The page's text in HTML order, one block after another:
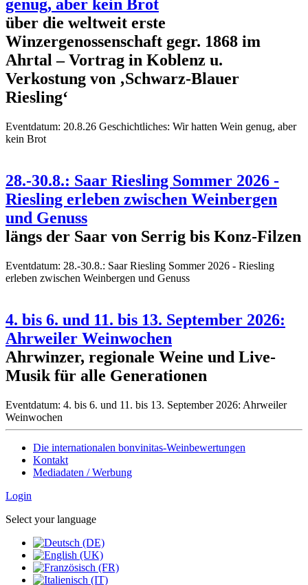
genug, aber kein Brot
über die weltweit erste
Winzergenossenschaft gegr. 1868 im
Ahrtal – Vortrag in Koblenz u.
Verkostung von ‚Schwarz-Blauer
Riesling‘
Eventdatum: 20.8.26 Geschichtliches: Wir hatten Wein genug, aber
kein Brot
28.-30.8.: Saar Riesling Sommer 2026 -
Riesling erleben zwischen Weinbergen
und Genuss
längs der Saar von Serrig bis Konz-Filzen
Eventdatum: 28.-30.8.: Saar Riesling Sommer 2026 - Riesling
erleben zwischen Weinbergen und Genuss
4. bis 6. und 11. bis 13. September 2026:
Ahrweiler Weinwochen
Ahrwinzer, regionale Weine und Live-
Musik für alle Generationen
Eventdatum: 4. bis 6. und 11. bis 13. September 2026: Ahrweiler
Weinwochen
Die internationalen bonvinitas-Weinbewertungen
Kontakt
Mediadaten / Werbung
Login
Select your language